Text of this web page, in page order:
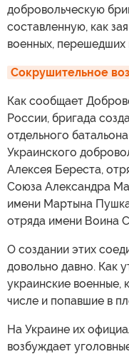
добровольческую
составленную, как
военных,
Сокрушительное
Как сообщает
России, бригада
отдельного
Украинского
Алексея Береста,
Союза Александра
имени Мартына
отряда имени Воина
О создании этих
довольно давно. Как
украинские
числе и попавшие в
На Украине их
возбуждает